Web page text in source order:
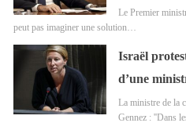
Le Premier
peut pas imaginer une solution…
Israël
d’une
La ministre de la
Gennez : ''Dans